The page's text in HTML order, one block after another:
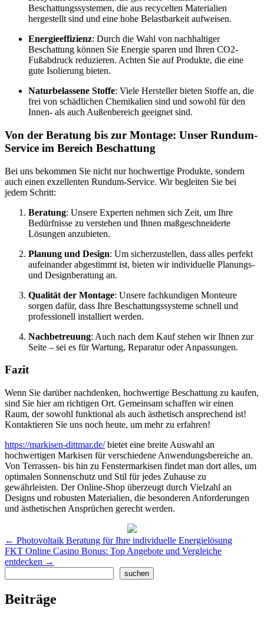
Beschattungssystemen, die aus recycelten Materialien
hergestellt sind und eine hohe Belastbarkeit aufweisen.
Energieeffizienz: Durch die Wahl von nachhaltiger
Beschattung können Sie Energie sparen und Ihren CO2-
Fußabdruck reduzieren. Achten Sie auf Produkte, die eine
gute Isolierung bieten.
Naturbelassene Stoffe: Viele Hersteller bieten Stoffe an, die
frei von schädlichen Chemikalien sind und sowohl für den
Innen- als auch Außenbereich geeignet sind.
Von der Beratung bis zur Montage: Unser Rundum-
Service im Bereich Beschattung
Bei uns bekommen Sie nicht nur hochwertige Produkte, sondern
auch einen exzellenten Rundum-Service. Wir begleiten Sie bei
jedem Schritt:
Beratung: Unsere Experten nehmen sich Zeit, um Ihre
Bedürfnisse zu verstehen und Ihnen maßgeschneiderte
Lösungen anzubieten.
Planung und Design: Um sicherzustellen, dass alles perfekt
aufeinander abgestimmt ist, bieten wir individuelle Planungs-
und Designberatung an.
Qualität der Montage: Unsere fachkundigen Monteure
sorgen dafür, dass Ihre Beschattungssysteme schnell und
professionell installiert werden.
Nachbetreuung: Auch nach dem Kauf stehen wir Ihnen zur
Seite – sei es für Wartung, Reparatur oder Anpassungen.
Fazit
Wenn Sie darüber nachdenken, hochwertige Beschattung zu kaufen,
sind Sie hier am richtigen Ort. Gemeinsam schaffen wir einen
Raum, der sowohl funktional als auch ästhetisch ansprechend ist!
Kontaktieren Sie uns noch heute, um mehr zu erfahren!
https://markisen-dittmar.de/bietet eine breite Auswahl an
hochwertigen Markisen für verschiedene Anwendungsbereiche an.
Von Terrassen- bis hin zu Fenstermarkisen findet man dort alles, um
optimalen Sonnenschutz und Stil für jedes Zuhause zu
gewährleisten. Der Online-Shop überzeugt durch Vielzahl an
Designs und robusten Materialien, die besonderen Anforderungen
und ästhetischen Ansprüchen gerecht werden.
Post
navigation
← Photovoltaik Beratung für Ihre individuelle Energielösung
FKT Online Casino Bonus: Top Angebote und Vergleiche
entdecken →
suchen
Beiträge